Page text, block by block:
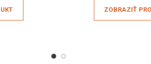
ZOBRAZIŤ